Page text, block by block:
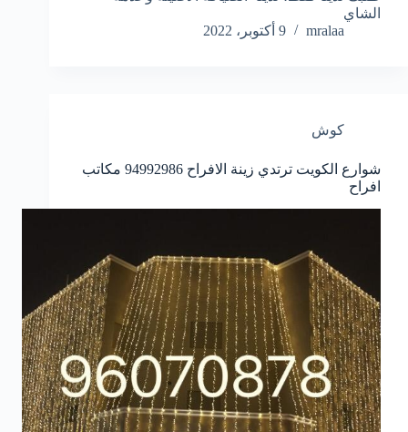
الشاي
mralaa
9 أكتوبر، 2022
كوش
شوارع الكويت ترتدي زينة الافراح 94992986 مكاتب
افراح